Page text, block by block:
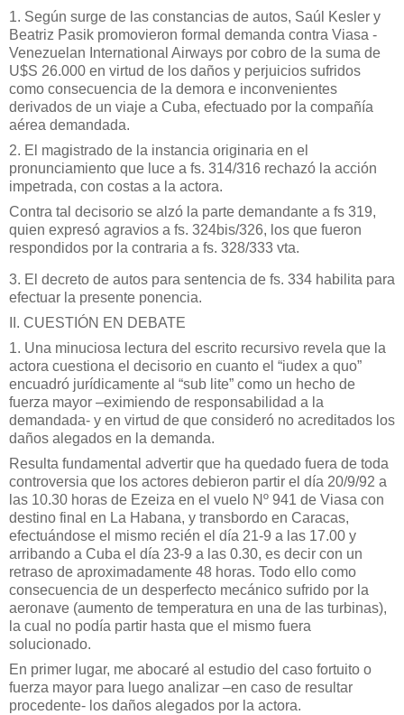
1. Según surge de las constancias de autos, Saúl Kesler y
Beatriz Pasik promovieron formal demanda contra Viasa -
Venezuelan International Airways por cobro de la suma de
U$S 26.000 en virtud de los daños y perjuicios sufridos
como consecuencia de la demora e inconvenientes
derivados de un viaje a Cuba, efectuado por la compañía
aérea demandada.
2. El magistrado de la instancia originaria en el
pronunciamiento que luce a fs. 314/316 rechazó la acción
impetrada, con costas a la actora.
Contra tal decisorio se alzó la parte demandante a fs 319,
quien expresó agravios a fs. 324bis/326, los que fueron
respondidos por la contraria a fs. 328/333 vta.
3. El decreto de autos para sentencia de fs. 334 habilita para
efectuar la presente ponencia.
II. CUESTIÓN EN DEBATE
1. Una minuciosa lectura del escrito recursivo revela que la
actora cuestiona el decisorio en cuanto el “iudex a quo”
encuadró jurídicamente al “sub lite” como un hecho de
fuerza mayor –eximiendo de responsabilidad a la
demandada- y en virtud de que consideró no acreditados los
daños alegados en la demanda.
Resulta fundamental advertir que ha quedado fuera de toda
controversia que los actores debieron partir el día 20/9/92 a
las 10.30 horas de Ezeiza en el vuelo Nº 941 de Viasa con
destino final en La Habana, y transbordo en Caracas,
efectuándose el mismo recién el día 21-9 a las 17.00 y
arribando a Cuba el día 23-9 a las 0.30, es decir con un
retraso de aproximadamente 48 horas. Todo ello como
consecuencia de un desperfecto mecánico sufrido por la
aeronave (aumento de temperatura en una de las turbinas),
la cual no podía partir hasta que el mismo fuera
solucionado.
En primer lugar, me abocaré al estudio del caso fortuito o
fuerza mayor para luego analizar –en caso de resultar
procedente- los daños alegados por la actora.